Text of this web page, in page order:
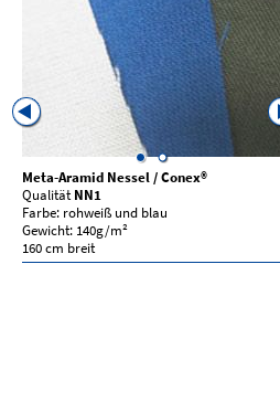
Meta-Aramid Nessel / Conex®
Qualität NN1
Farbe: rohweiß und blau
Gewicht: 140g/m²
160 cm breit